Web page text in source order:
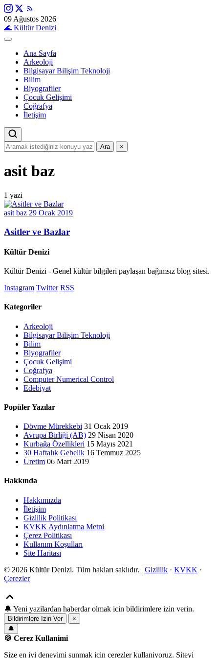
09 Ağustos 2026
🌊 Kültür Denizi
Ana Sayfa
Arkeoloji
Bilgisayar Bilişim Teknoloji
Bilim
Biyografiler
Çocuk Gelişimi
Coğrafya
İletişim
Ara ×
asit baz
1 yazi
asit baz 29 Ocak 2019
Asitler ve Bazlar
Kültür Denizi
Kültür Denizi - Genel kültür bilgileri paylaşan bağımsız blog sitesi.
Instagram Twitter RSS
Kategoriler
Arkeoloji
Bilgisayar Bilişim Teknoloji
Bilim
Biyografiler
Çocuk Gelişimi
Coğrafya
Computer Numerical Control
Edebiyat
Popüler Yazılar
Dövme Mürekkebi 31 Ocak 2019
Avrupa Birliği (AB) 29 Nisan 2020
Kurbağa Özellikleri 15 Mayıs 2021
30 Haftalık Gebelik 16 Temmuz 2025
Üretim 06 Mart 2019
Hakkında
Hakkımızda
İletişim
Gizlilik Politikası
KVKK Aydınlatma Metni
Çerez Politikası
Kullanım Koşulları
Site Haritası
© 2026 Kültür Denizi. Tüm hakları saklıdır. | Gizlilik · KVKK ·
Çerezler
🔔 Yeni yazilardan haberdar olmak icin bildirimlere izin verin.
Bildirimlere Izin Ver
×
🔔
🍪 Cerez Kullanimi
Size en iyi deneyimi sunmak icin cerezler kullaniyoruz. Siteyi